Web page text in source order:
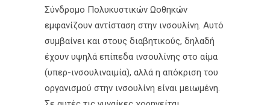
Σύνδρομο Πολυκυστικών Ωοθηκών
εμφανίζουν αντίσταση στην ινσουλίνη. Αυτό
συμβαίνει και στους διαβητικούς, δηλαδή
έχουν υψηλά επίπεδα ινσουλίνης στο αίμα
(υπερ-ινσουλιναιμία), αλλά η απόκριση του
οργανισμού στην ινσουλίνη είναι μειωμένη.